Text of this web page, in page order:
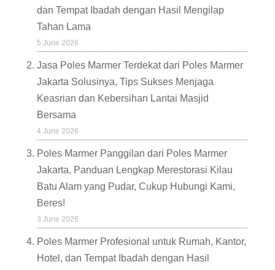
dan Tempat Ibadah dengan Hasil Mengilap
Tahan Lama
5 June 2026
Jasa Poles Marmer Terdekat dari Poles Marmer
Jakarta Solusinya, Tips Sukses Menjaga
Keasrian dan Kebersihan Lantai Masjid
Bersama
4 June 2026
Poles Marmer Panggilan dari Poles Marmer
Jakarta, Panduan Lengkap Merestorasi Kilau
Batu Alam yang Pudar, Cukup Hubungi Kami,
Beres!
3 June 2026
Poles Marmer Profesional untuk Rumah, Kantor,
Hotel, dan Tempat Ibadah dengan Hasil